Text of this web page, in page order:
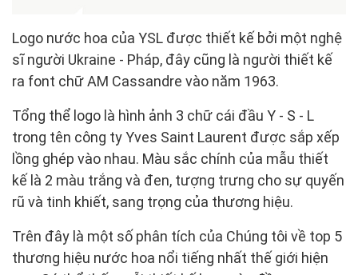
Logo nước hoa của YSL được thiết kế bởi một nghệ
sĩ người Ukraine - Pháp, đây cũng là người thiết kế
ra font chữ AM Cassandre vào năm 1963.
Tổng thể logo là hình ảnh 3 chữ cái đầu Y - S - L
trong tên công ty Yves Saint Laurent được sắp xếp
lồng ghép vào nhau. Màu sắc chính của mẫu thiết
kế là 2 màu trắng và đen, tượng trưng cho sự quyến
rũ và tinh khiết, sang trọng của thương hiệu.
Trên đây là một số phân tích của Chúng tôi về top 5
thương hiệu nước hoa nổi tiếng nhất thế giới hiện